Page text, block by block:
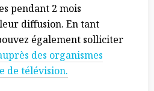
pendant 2 mois
diffusion. En tant
également solliciter
des organismes
de télévision.